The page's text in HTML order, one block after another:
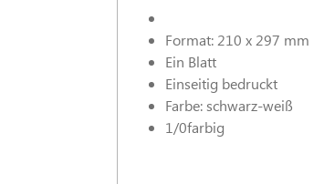
Format: 210 x 297 mm
Ein Blatt
Einseitig bedruckt
Farbe: schwarz-weiß
1/0farbig